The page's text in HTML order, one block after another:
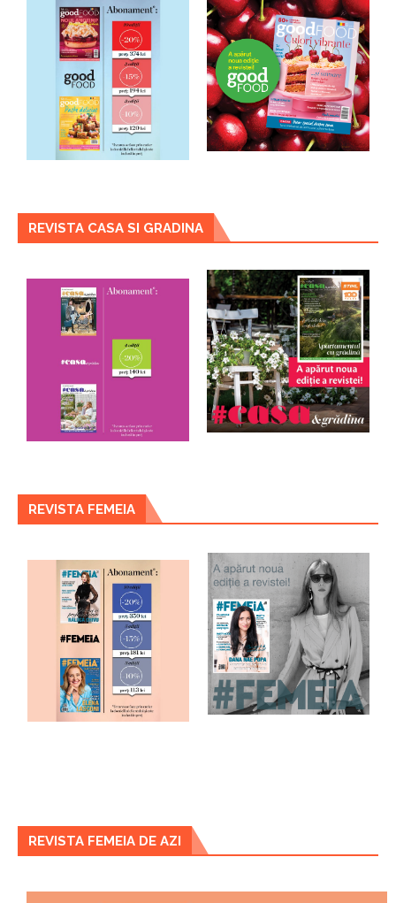
REVISTA CASA SI GRADINA
REVISTA FEMEIA
REVISTA FEMEIA DE AZI